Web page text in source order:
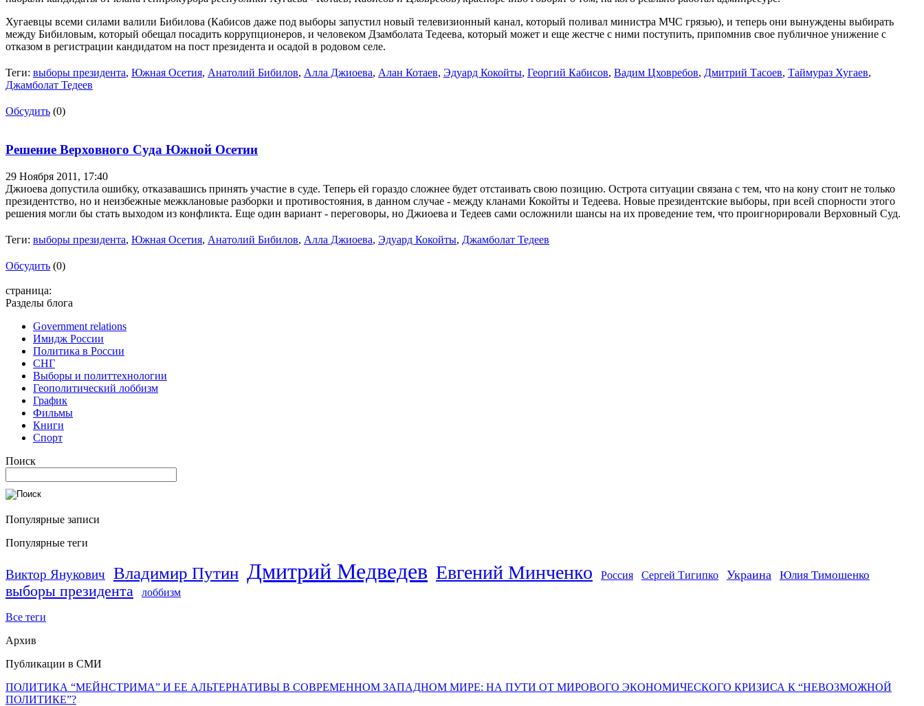
Хугаевцы всеми силами валили Бибилова (Кабисов даже под выборы запустил новый телевизионный канал, который поливал министра МЧС грязью), и теперь они вынуждены выбирать
между Бибиловым, который обещал посадить коррупционеров, и человеком Дзамболата Тедеева, который может и еще жестче с ними поступить, припомнив свое публичное унижение с
отказом в регистрации кандидатом на пост президента и осадой в родовом селе.
Теги: выборы президента, Южная Осетия, Анатолий Бибилов, Алла Джиоева, Алан Котаев, Эдуард Кокойты, Георгий Кабисов, Вадим Цховребов, Дмитрий Тасоев, Таймураз Хугаев,
Джамболат Тедеев
Обсудить (0)
Решение Верховного Суда Южной Осетии
29 Ноября 2011, 17:40
Джиоева допустила ошибку, отказавашись принять участие в суде. Теперь ей гораздо сложнее будет отстаивать свою позицию. Острота ситуации связана с тем, что на кону стоит не только
президентство, но и неизбежные межклановые разборки и противостояния, в данном случае - между кланами Кокойты и Тедеева. Новые президентские выборы, при всей спорности этого
решения могли бы стать выходом из конфликта. Еще один вариант - переговоры, но Джиоева и Тедеев сами осложнили шансы на их проведение тем, что проигнорировали Верховный Суд.
Теги: выборы президента, Южная Осетия, Анатолий Бибилов, Алла Джиоева, Эдуард Кокойты, Джамболат Тедеев
Обсудить (0)
страница:
Разделы блога
Government relations
Имидж России
Политика в России
СНГ
Выборы и политтехнологии
Геополитический лоббизм
График
Фильмы
Книги
Спорт
Поиск
Популярные записи
Популярные теги
Виктор Янукович Владимир Путин Дмитрий Медведев Евгений Минченко Россия Сергей Тигипко Украина Юлия Тимошенко
выборы президента лоббизм
Все теги
Архив
Публикации в СМИ
ПОЛИТИКА “МЕЙНСТРИМА” И ЕЕ АЛЬТЕРНАТИВЫ В СОВРЕМЕННОМ ЗАПАДНОМ МИРЕ: НА ПУТИ ОТ МИРОВОГО ЭКОНОМИЧЕСКОГО КРИЗИСА К “НЕВОЗМОЖНОЙ
ПОЛИТИКЕ”?